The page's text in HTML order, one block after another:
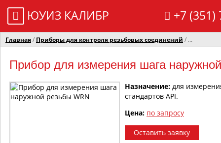
ЮУИЗ КАЛИБР +7 (351)
Главная / Приборы для контроля резьбовых соединений / ...
Прибор для измерения шага
Назначение: для
стандартов API.
Цена: по запросу
Оставить заявку